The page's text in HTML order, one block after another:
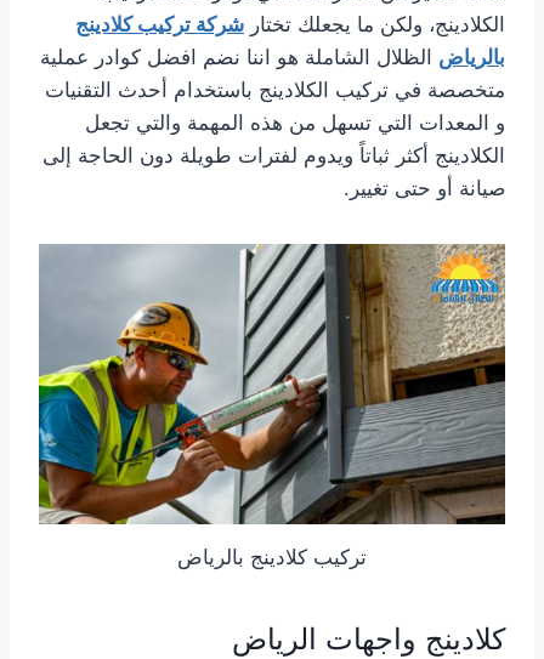
الكلادينج، ولكن ما يجعلك تختار شركة تركيب كلادينج
بالرياض الظلال الشاملة هو اننا نضم افضل كوادر عملية
متخصصة في تركيب الكلادينج باستخدام أحدث التقنيات
و المعدات التي تسهل من هذه المهمة والتي تجعل
الكلادينج أكثر ثباتاً ويدوم لفترات طويلة دون الحاجة إلى
صيانة أو حتى تغيير.
تركيب كلادينج بالرياض
كلادينج واجهات الرياض